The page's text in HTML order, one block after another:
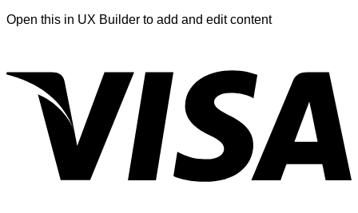
Open this in UX Builder to add and edit content